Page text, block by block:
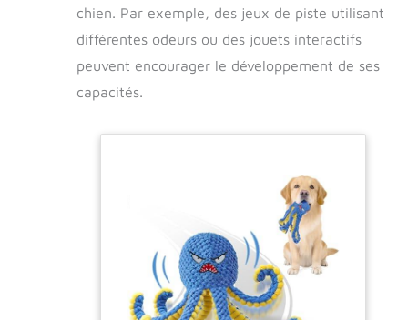
chien. Par exemple, des jeux de piste utilisant
différentes odeurs ou des jouets interactifs
peuvent encourager le développement de ses
capacités.